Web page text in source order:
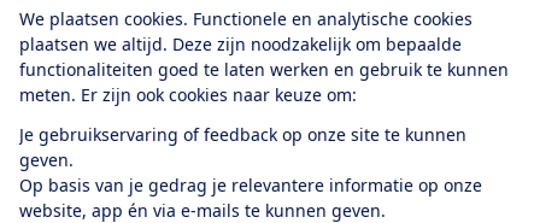
We plaatsen cookies. Functionele en analytische cookies
plaatsen we altijd. Deze zijn noodzakelijk om bepaalde
functionaliteiten goed te laten werken en gebruik te kunnen
meten. Er zijn ook cookies naar keuze om:
Je gebruikservaring of feedback op onze site te kunnen
geven.
Op basis van je gedrag je relevantere informatie op onze
website, app én via e-mails te kunnen geven.
Alles over de
app
Algemene Voorwaarden Privacyverklaring